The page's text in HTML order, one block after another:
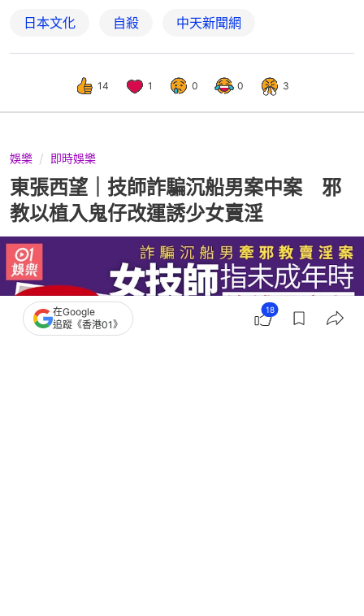
日本文化 自殺 中天新聞網
14 1 0 0 3
娛樂 即時娛樂
東張西望｜技師詐騙沉船男案中案 邪
教以植入鬼仔改運誘少女賣淫
在Google
追蹤《香港01》
18